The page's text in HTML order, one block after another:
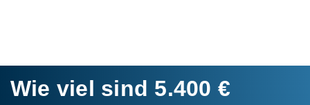
Wie viel sind 5.400 €